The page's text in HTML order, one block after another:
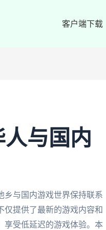
客户端下载
与国内
乡与国内游戏世界保持联系
仅提供了最新的游戏内容和
享受低延迟的游戏体验。本